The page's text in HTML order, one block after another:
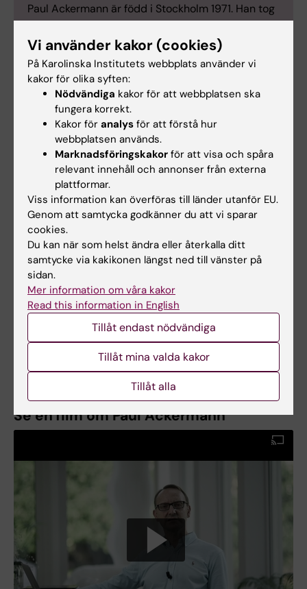
Paul Ackermann är född i Stockholm 1971. Han tog
läkarexamen vid Karolinska Institutet 1998 och
disputerade vid samma lärosäte 2001. 2003
gjorde han postdoc vid University of Calgary,
Kanada. Han blev docent 2009.
Som kliniker fick Paul Ackermann sin
läkarlegitimation 2002, efter två års forskar-AT,
och blev specialist i ortopedi 2008. Han har
arbetat vid Karolinska Universitetssjukhusets
ortopediska klinik 2002–2013 och är sedan 2014
biträdande överläkare vid sjukhusets ME Trauma,
Akutkirurgi och Ortopedi. Sedan 2014 har han
varit anställd vid KI på 50 procent.
Paul Ackermann har anställts som professor i
ortopedisk traumatologivid Karolinska Institutet
från den 1 juni 2021.
Text: Anders Nilsson
Först publicerad på engelska i skriften From
Cell to Society 2021
Se en film om Paul Ackermann
Vi använder kakor (cookies)
På Karolinska Institutets webbplats använder vi
kakor för olika syften:
Nödvändiga kakor för att webbplatsen ska
fungera korrekt.
Kakor för analys för att förstå hur
webbplatsen används.
Marknadsföringskakor för att visa och spåra
relevant innehåll och annonser från externa
plattformar.
Viss information kan överföras till länder utanför EU.
Genom att samtycka godkänner du att vi sparar
cookies.
Du kan när som helst ändra eller återkalla ditt
samtycke via kakikonen längst ned till vänster på
sidan.
Mer information om våra kakor
Read this information in English
Tillåt endast nödvändiga
Tillåt mina valda kakor
Tillåt alla